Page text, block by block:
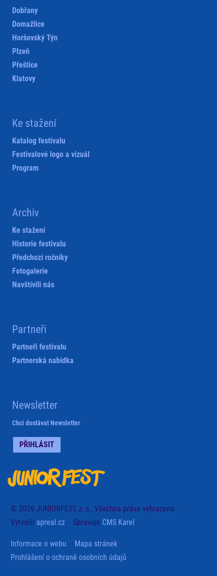
Dobřany
Domažlice
Horšovský Týn
Plzeň
Přeštice
Klatovy
Ke stažení
Katalog festivalu
Festivalové logo a vizuál
Program
Archiv
Ke stažení
Historie festivalu
Předchozí ročníky
Fotogalerie
Navštívili nás
Partneři
Partneři festivalu
Partnerská nabídka
Newsletter
Chci dostávat Newsletter
PŘIHLÁSIT
© 2026 JUNIORFEST, z. s., Všechna práva vyhrazena
Vytvořil apreal.cz Spravuje CMS Karel
Informace o webu
Mapa stránek
Prohlášení o ochraně osobních údajů